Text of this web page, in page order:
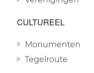
CULTUREEL
Monumenten
Tegelroute